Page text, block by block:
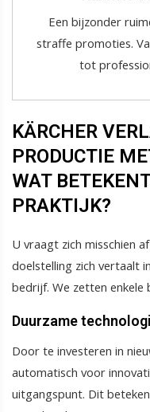
Een bijzonder
straffe promoties.
tot
KÄRCHER
PRODUCTIE
WAT
PRAKTIJK?
U vraagt zich misschien
doelstelling zich vertaalt
bedrijf. We zetten enkele
Duurzame
Door te investeren in
automatisch voor
uitgangspunt. Dit